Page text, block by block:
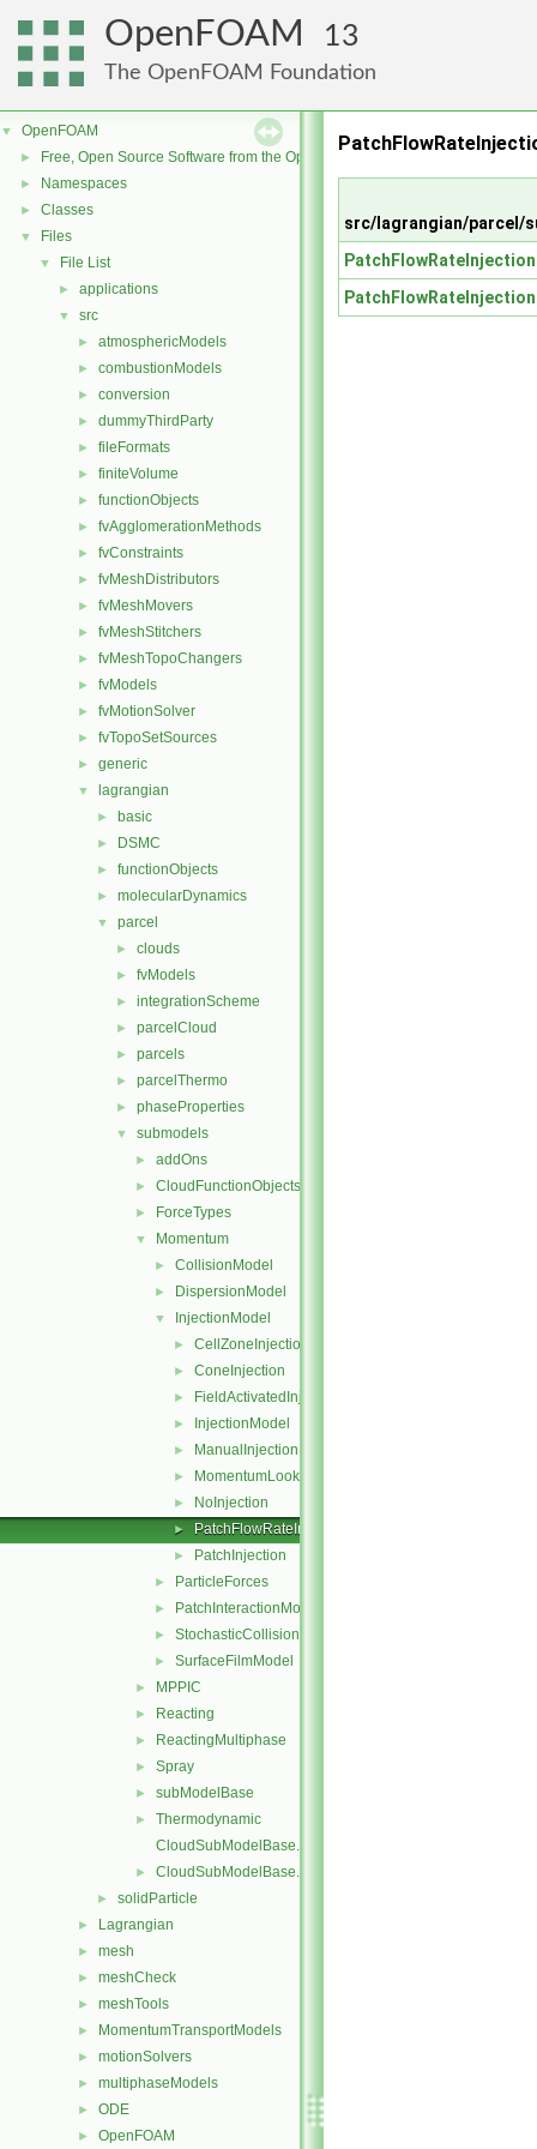
OpenFOAM 13
The OpenFOAM Foundation
▼ OpenFOAM
► Free, Open Source Software from the OpenFOAM Foundation
► Namespaces
► Classes
▼ Files
▼ File List
► applications
▼ src
► atmosphericModels
► combustionModels
► conversion
► dummyThirdParty
► fileFormats
► finiteVolume
► functionObjects
► fvAgglomerationMethods
► fvConstraints
► fvMeshDistributors
► fvMeshMovers
► fvMeshStitchers
► fvMeshTopoChangers
► fvModels
► fvMotionSolver
► fvTopoSetSources
► generic
▼ lagrangian
► basic
► DSMC
► functionObjects
► molecularDynamics
▼ parcel
► clouds
► fvModels
► integrationScheme
► parcelCloud
► parcels
► parcelThermo
► phaseProperties
▼ submodels
► addOns
► CloudFunctionObjects
► ForceTypes
▼ Momentum
► CollisionModel
► DispersionModel
▼ InjectionModel
► CellZoneInjection
► ConeInjection
► FieldActivatedInjection
► InjectionModel
► ManualInjection
► MomentumLookupTableInjection
► NoInjection
► PatchFlowRateInjection
► PatchInjection
► ParticleForces
► PatchInteractionModel
► StochasticCollision
► SurfaceFilmModel
► MPPIC
► Reacting
► ReactingMultiphase
► Spray
► subModelBase
►
Thermodynamic
CloudSubModelBase.C
► CloudSubModelBase.H
► solidParticle
► Lagrangian
► mesh
► meshCheck
► meshTools
► MomentumTransportModels
► motionSolvers
► multiphaseModels
► ODE
► OpenFOAM
src/lagrangian/parcel/